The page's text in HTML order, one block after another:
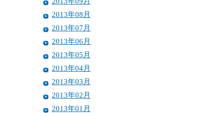
2013年08月
2013年07月
2013年06月
2013年05月
2013年04月
2013年03月
2013年02月
2013年01月